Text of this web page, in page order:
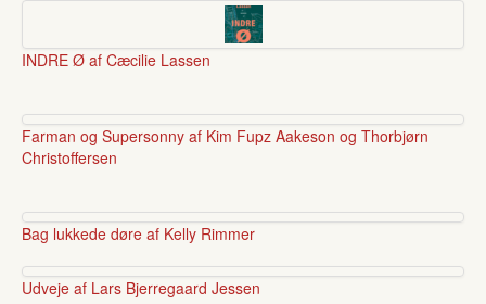
INDRE Ø af Cæcilie Lassen
Farman og Supersonny af Kim Fupz Aakeson og Thorbjørn
Christoffersen
Bag lukkede døre af Kelly Rimmer
Udveje af Lars Bjerregaard Jessen